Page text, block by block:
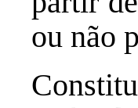
ou não